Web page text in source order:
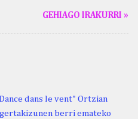
ikasi genion aspaldixe.
sorterrian, Beskoizen,
antolatu dute. Hauxe
Henri Duhauk "igortziritako"
GEHIAGO IRAKURRI »
dans le vent" Ortzian
berri emateko